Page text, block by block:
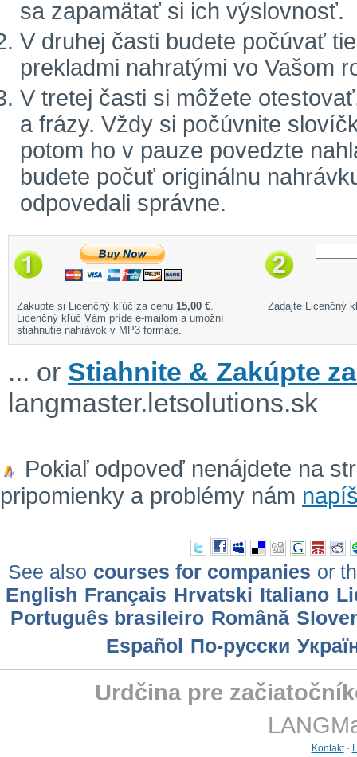
sa zapamätať si ich výslovnosť.
V druhej časti budete počúvať
prekladmi nahratými vo Vašom
V tretej časti si môžete
a frázy. Vždy si počúvnite
potom ho v pauze povedzte
budete počuť originálnu
odpovedali správne.
Zakúpte si Licenčný kľúč za cenu 15,00 €.
Licenčný kľúč Vám príde e-mailom a umožní
stiahnutie nahrávok v MP3 formáte.
Zadajte Licenčný
... or Stiahnite & Zakúpte
langmaster.letsolutions.sk
Pokiaľ odpoveď nenájdete na
pripomienky a problémy nám
See also courses for companies or
English Français Hrvatski Italiano
Português brasileiro Română
Еspañol По-русски
Urdčina pre
Kontakt-